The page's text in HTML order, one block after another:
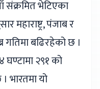
संक्रमित भेटिएका
महाराष्ट्र, पंजाब र
गतिमा बढिरहेको छ ।
घण्टामा २९१ को
भारतमा यो